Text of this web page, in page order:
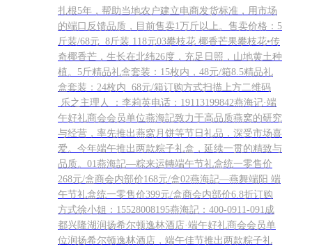
科院柑研所的专家，还有一些各地的民间种植达人等等，都是我
们请教的对象。”杜始擎说，目前合作社还需要有更大的平台去进
行品牌推广，好的产品已经有了，下一步就是如何让它们更加广
泛地走进千家万户。 果园鸟瞰杜始擎与果农在采摘 下一步，合作
社将继续学习摸索，希望在第一产业基础已经打牢的基础上，进
一步发展第三产业，发展田园乡村旅游，带动周边采摘、餐饮、
民宿、农事体验等发展，真正让乡亲们共同富裕起来，天府新区
的乡村一定大有可为。
扎根5年，帮助当地农户建立电商发货标准，用市场
的端口反馈品质，目前售卖1万斤以上。售卖价格：5
斤装/68元 8斤装 118元03攀枝花 椰香芒果攀枝花•传
奇椰香芒，生长在北纬26度，充足日照，山地黄土种
植。5斤精品礼盒套装：15枚内，48元/箱8.5精品礼
盒套装：24枚内 68元/箱订购方式扫描上方二维码
乐之主理人 ：李莉英电话：19113199842燕海记·端
午好礼商会会员单位燕海記致力于高品质燕窝的研究
与经营，率先推出燕窝月饼等节日礼品，深受市场喜
爱。今年端午推出两款粽子礼盒，延续一贯的精致与
品质。01燕海記—粽来运轉端午节礼盒统一零售价
268元/盒商会内部价168元/盒02燕海記—燕舞端阳 端
午节礼盒统一零售价399元/盒商会内部价6.8折订购
方式徐小姐：15528008195燕海記：400-0911-091成
都兴隆湖润扬希尔顿逸林酒店·端午好礼商会会员单
位润扬希尔顿逸林酒店，端午佳节推出两款粽子礼